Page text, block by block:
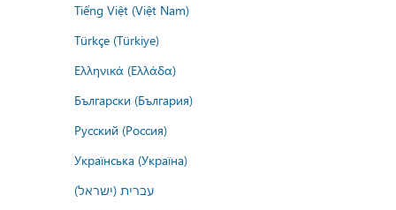
Tiếng Việt (Việt Nam)
Türkçe (Türkiye)
Ελληνικά (Ελλάδα)
Български (България)
Русский (Россия)
Українська (Україна)
עברית (ישראל)